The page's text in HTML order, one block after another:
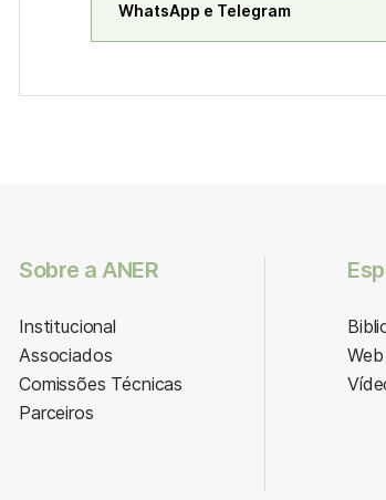
WhatsApp e Telegram
Sobre a ANER
Institucional
Associados
Comissões Técnicas
Parceiros